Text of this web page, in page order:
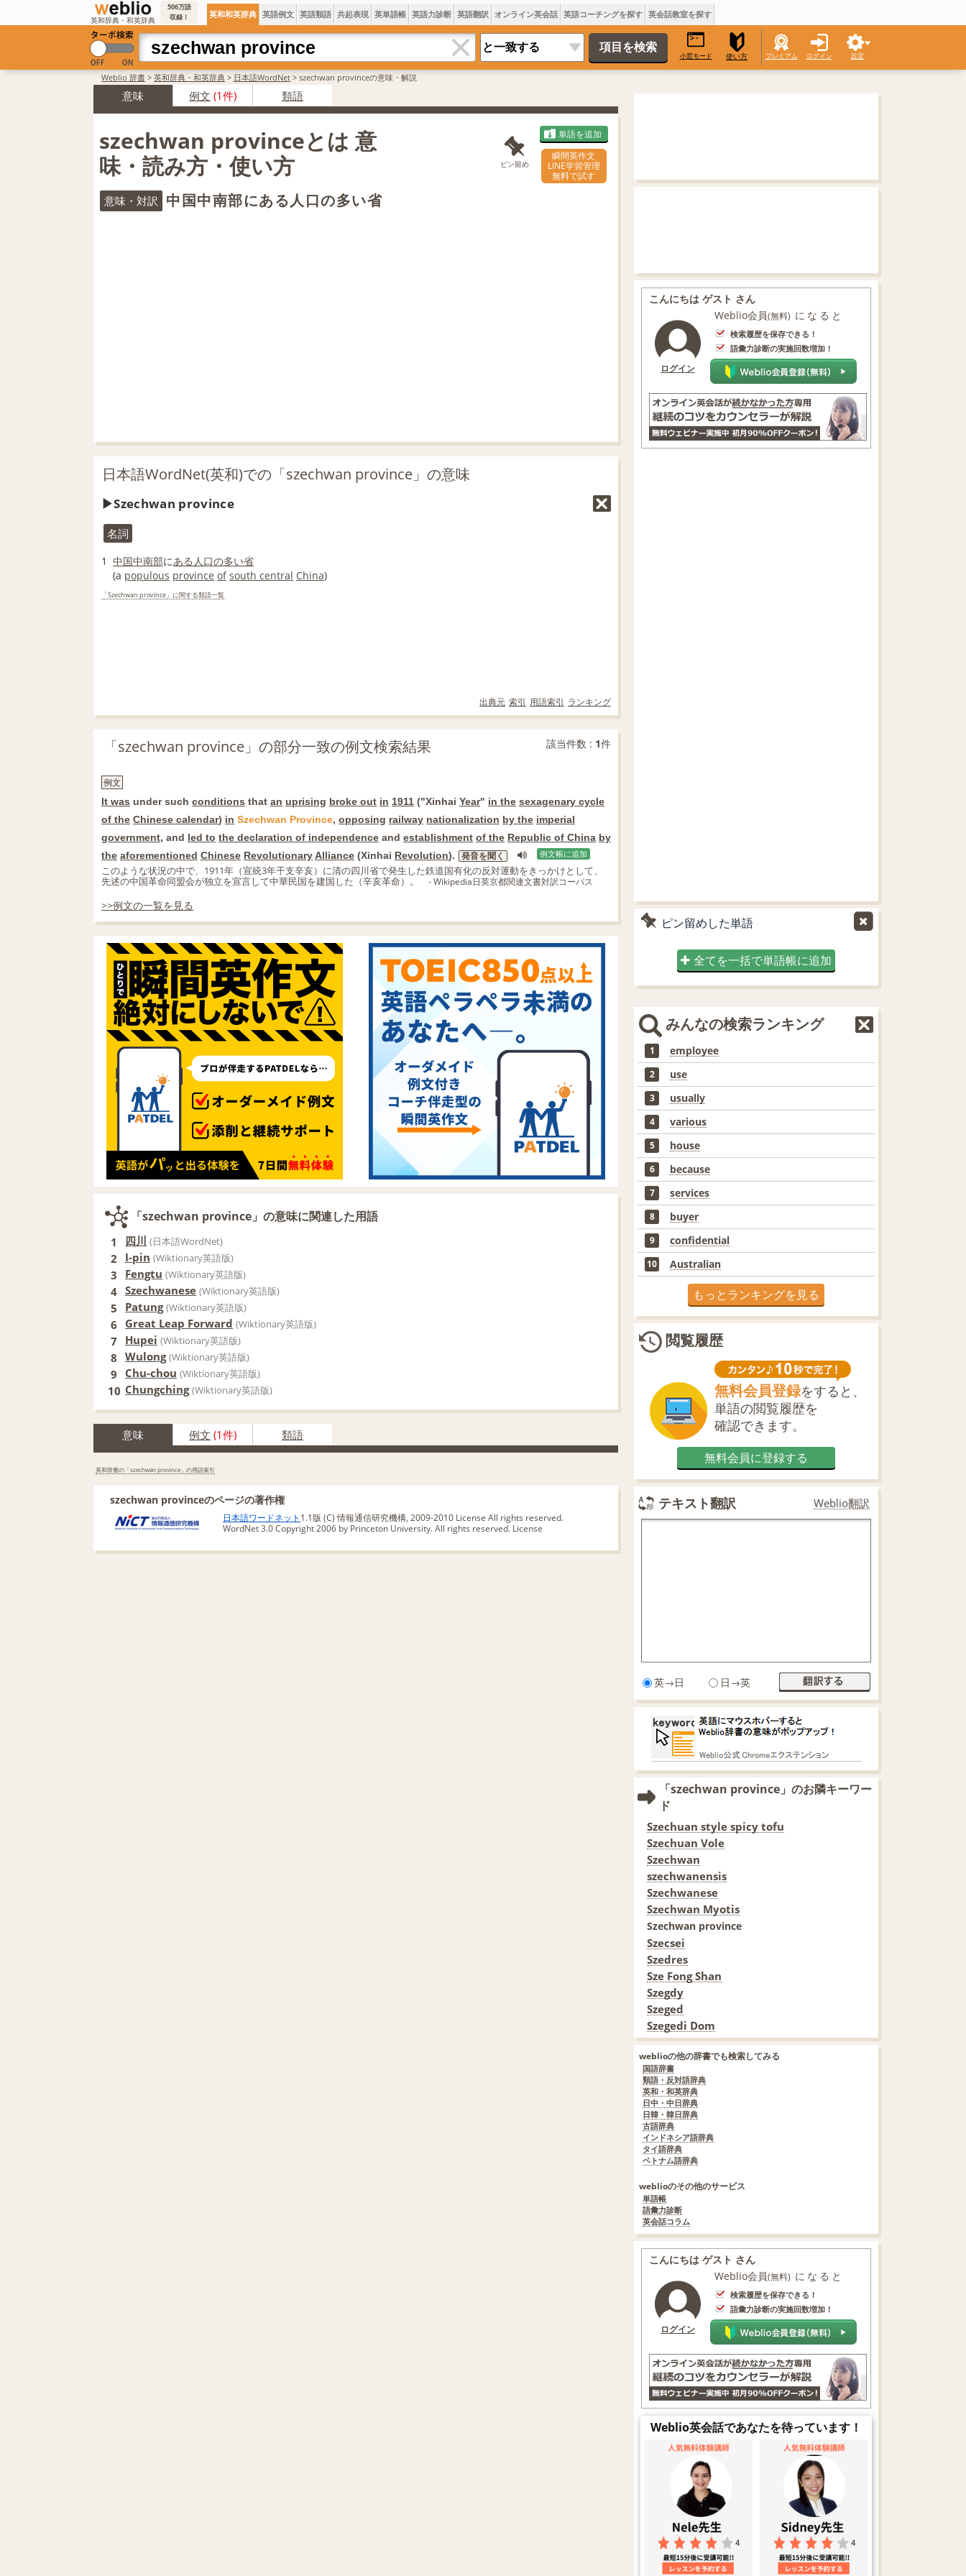
英和辞典・和英辞典
506万語
収録！
英和和英辞典 英語例文 英語類語 共起表現 英単語帳 英語力診断 英語翻訳 オンライン英会話 英語コーチングを探す 英会話教室を探す
小窓モード 使い方 プレミアム ログイン 設定
Weblio 辞書 > 英和辞典・和英辞典 > 日本語WordNet > szechwan provinceの意味・解説
意味 例文 (1件) 類語
szechwan provinceとは 意
味・読み方・使い方
ピン留め
単語を追加
瞬間英作文
LINE学習管理
無料で試す
意味・対訳 中国中南部にある人口の多い省
日本語WordNet(英和)での「szechwan province」の意味
Szechwan province
名詞
1 中国中南部にある人口の多い省
(a populous province of south central China)
「Szechwan province」に関する類語一覧
出典元 索引 用語索引 ランキング
「szechwan province」の部分一致の例文検索結果 該当件数 : 1件
例文
It was under such conditions that an uprising broke out in 1911 ("Xinhai Year" in the sexagenary cycle
of the Chinese calendar) in Szechwan Province, opposing railway nationalization by the imperial
government, and led to the declaration of independence and establishment of the Republic of China by
the aforementioned Chinese RevolutionaryAlliance (Xinhai Revolution). 発音を聞く 例文帳に追加
このような状況の中で、1911年（宣統3年干支辛亥）に清の四川省で発生した鉄道国有化の反対運動をきっかけとして、
先述の中国革命同盟会が独立を宣言して中華民国を建国した（辛亥革命）。
- Wikipedia日英京都関連文書対訳コーパス
>>例文の一覧を見る
「szechwan province」の意味に関連した用語
1 四川 (日本語WordNet)
2 I-pin (Wiktionary英語版)
3 Fengtu (Wiktionary英語版)
4 Szechwanese (Wiktionary英語版)
5 Patung (Wiktionary英語版)
6 Great Leap Forward (Wiktionary英語版)
7 Hupei (Wiktionary英語版)
8 Wulong (Wiktionary英語版)
9 Chu-chou (Wiktionary英語版)
10 Chungching (Wiktionary英語版)
意味 例文 (1件) 類語
英和辞書の「szechwan province」の用語索引
szechwan provinceのページの著作権
日本語ワードネット 1.1版 (C) 情報通信研究機構, 2009-2010 License All rights reserved.
WordNet 3.0 Copyright 2006 by Princeton University. All rights reserved. License
こんにちは ゲスト さん
ログイン
Weblio会員(無料) になると
検索履歴を保存できる！
語彙力診断の実施回数増加！
ピン留めした単語
全てを一括で単語帳に追加
みんなの検索ランキング
1 employee
2 use
3 usually
4 various
5 house
6 because
7 services
8 buyer
9 confidential
10 Australian
もっとランキングを見る
閲覧履歴
無料会員登録をすると、
単語の閲覧履歴を
確認できます。
無料会員に登録する
テキスト翻訳 Weblio翻訳
英→日 日→英
「szechwan province」のお隣キーワー
ド
Szechuan style spicy tofu
Szechuan Vole
Szechwan
szechwanensis
Szechwanese
Szechwan Myotis
Szechwan province
Szecsei
Szedres
Sze Fong Shan
Szegdy
Szeged
Szegedi Dom
weblioの他の辞書でも検索してみる
国語辞書
類語・反対語辞典
英和・和英辞典
日中・中日辞典
日韓・韓日辞典
古語辞典
インドネシア語辞典
タイ語辞典
ベトナム語辞典
weblioのその他のサービス
単語帳
語彙力診断
英会話コラム
こんにちは ゲスト さん
ログイン
Weblio会員(無料) になると
検索履歴を保存できる！
語彙力診断の実施回数増加！
Weblio英会話であなたを待っています！